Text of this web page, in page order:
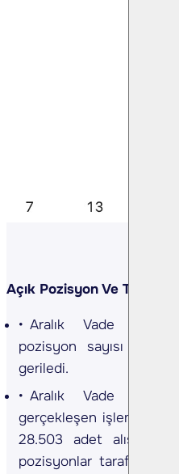
Açık Pozisyon Ve Takas
Aralık Vade
pozisyon sayısı
geriledi.
Aralık Vade
gerçekleşen işlemlerde
28.503 adet alış
pozisyonlar tarafında